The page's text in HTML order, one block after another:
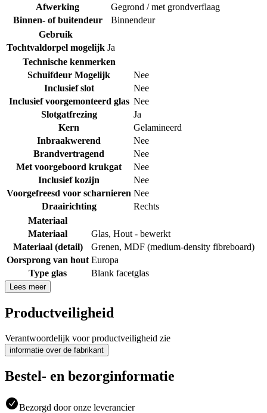
Afwerking
Gegrond / met grondverflaag
Binnen- of buitendeur
Binnendeur
Gebruik
Tochtvaldorpel mogelijk Ja
Technische kenmerken
Schuifdeur Mogelijk
Nee
Inclusief slot
Nee
Inclusief voorgemonteerd glas Nee
Slotgatfrezing
Ja
Kern
Gelamineerd
Inbraakwerend
Nee
Brandvertragend
Nee
Met voorgeboord krukgat
Nee
Inclusief kozijn
Nee
Voorgefreesd voor scharnieren Nee
Draairichting
Rechts
Materiaal
Materiaal
Glas, Hout - bewerkt
Materiaal (detail)
Grenen, MDF (medium-density fibreboard)
Oorsprong van hout Europa
Type glas
Blank facetglas
Lees meer
Productveiligheid
Verantwoordelijk voor productveiligheid zie
informatie over de fabrikant
Bestel- en bezorginformatie
Bezorgd door onze leverancier